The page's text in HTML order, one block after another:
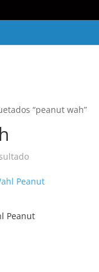
“peanut wah”
Peanut